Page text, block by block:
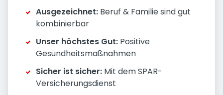
Ausgezeichnet: Beruf & Familie sind gut
kombinierbar
Unser höchstes Gut: Positive
Gesundheitsmaßnahmen
Sicher ist sicher: Mit dem SPAR-
Versicherungsdienst